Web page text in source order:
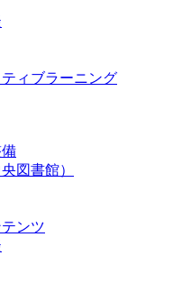
ィブラーニング
図書館）
ンツ